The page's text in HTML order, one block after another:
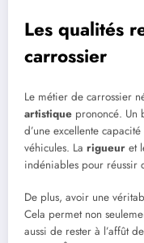
Les qualités
carrossier
Le métier de carrossier
artistique prononcé. Un
d’une excellente
véhicules. La rigueur et
indéniables pour réussir
De plus, avoir une
Cela permet non
aussi de rester à l’affût